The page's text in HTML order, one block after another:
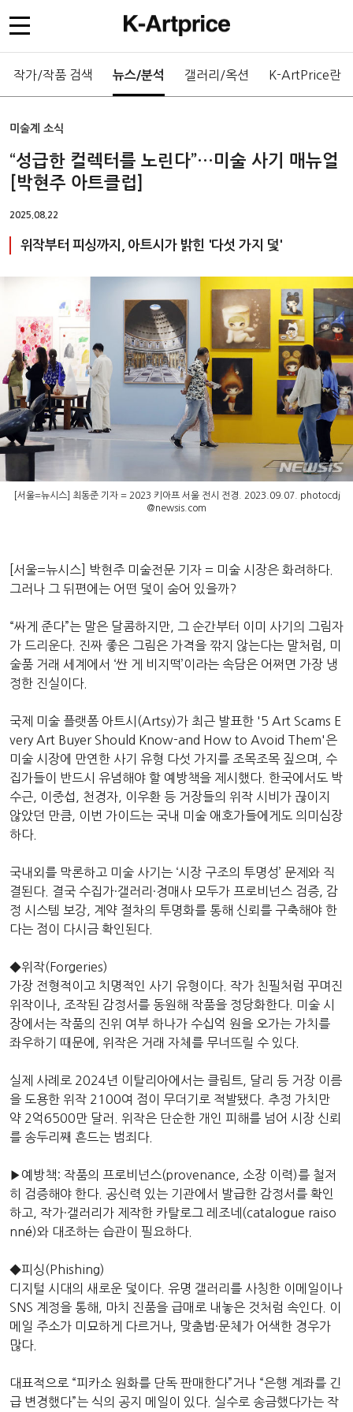
작가/작품 검색 뉴스/분석 갤러리/옥션 K-ArtPrice란
미술계 소식
“성급한 컬렉터를 노린다”…미술 사기 매뉴얼
[박현주 아트클럽]
2025.08.22
위작부터 피싱까지, 아트시가 밝힌 '다섯 가지 덫'
[서울=뉴시스] 최동준 기자 = 2023 키아프 서울 전시 전경. 2023.09.07.
photocdj
@newsis.com
[서울=뉴시스] 박현주 미술전문 기자 = 미술 시장은 화려하다.
그러나 그 뒤편에는 어떤 덫이 숨어 있을까?
“싸게 준다”는 말은 달콤하지만, 그 순간부터 이미 사기의 그림자
가 드리운다. 진짜 좋은 그림은 가격을 깎지 않는다는 말처럼, 미
술품 거래 세계에서 ‘싼 게 비지떡’이라는 속담은 어쩌면 가장 냉
정한 진실이다.
국제 미술 플랫폼 아트시(Artsy)가 최근 발표한 '5 Art Scams E
very Art Buyer Should Know-and How to Avoid Them'은
미술 시장에 만연한 사기 유형 다섯 가지를 조목조목 짚으며, 수
집가들이 반드시 유념해야 할 예방책을 제시했다. 한국에서도 박
수근, 이중섭, 천경자, 이우환 등 거장들의 위작 시비가 끊이지
않았던 만큼, 이번 가이드는 국내 미술 애호가들에게도 의미심장
하다.
국내외를 막론하고 미술 사기는 ‘시장 구조의 투명성’ 문제와 직
결된다. 결국 수집가·갤러리·경매사 모두가 프로비넌스 검증, 감
정 시스템 보강, 계약 절차의 투명화를 통해 신뢰를 구축해야 한
다는 점이 다시금 확인된다.
◆위작(Forgeries)
가장 전형적이고 치명적인 사기 유형이다. 작가 친필처럼 꾸며진
위작이나, 조작된 감정서를 동원해 작품을 정당화한다. 미술 시
장에서는 작품의 진위 여부 하나가 수십억 원을 오가는 가치를
좌우하기 때문에, 위작은 거래 자체를 무너뜨릴 수 있다.
실제 사례로 2024년 이탈리아에서는 클림트, 달리 등 거장 이름
을 도용한 위작 2100여 점이 무더기로 적발됐다. 추정 가치만
약 2억6500만 달러. 위작은 단순한 개인 피해를 넘어 시장 신뢰
를 송두리째 흔드는 범죄다.
▶예방책: 작품의 프로비넌스(provenance, 소장 이력)를 철저
히 검증해야 한다. 공신력 있는 기관에서 발급한 감정서를 확인
하고, 작가·갤러리가 제작한 카탈로그 레조네(catalogue raiso
nné)와 대조하는 습관이 필요하다.
◆피싱(Phishing)
디지털 시대의 새로운 덫이다. 유명 갤러리를 사칭한 이메일이나
SNS 계정을 통해, 마치 진품을 급매로 내놓은 것처럼 속인다. 이
메일 주소가 미묘하게 다르거나, 맞춤법·문체가 어색한 경우가
많다.
대표적으로 “피카소 원화를 단독 판매한다”거나 “은행 계좌를 긴
급 변경했다”는 식의 공지 메일이 있다. 실수로 송금했다가는 작